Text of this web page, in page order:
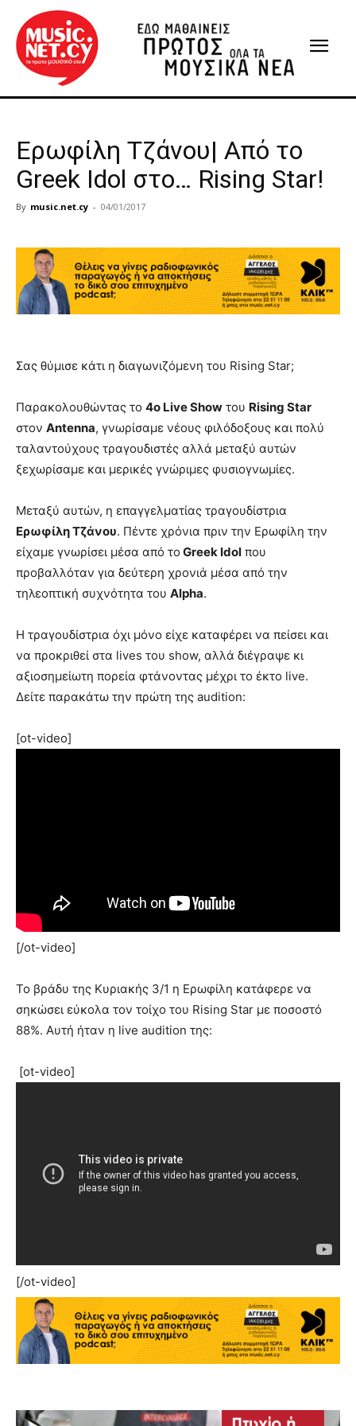
Ερωφίλη Τζάνου| Από το
Greek Idol στο… Rising Star!
By music.net.cy - 04/01/2017
Σας θύμισε κάτι η διαγωνιζόμενη του Rising Star;
Παρακολουθώντας το 4ο Live Show του Rising Star
στον Antenna, γνωρίσαμε νέους φιλόδοξους και πολύ
ταλαντούχους τραγουδιστές αλλά μεταξύ αυτών
ξεχωρίσαμε και μερικές γνώριμες φυσιογνωμίες.
Μεταξύ αυτών, η επαγγελματίας τραγουδίστρια
Ερωφίλη Τζάνου. Πέντε χρόνια πριν την Ερωφίλη την
είχαμε γνωρίσει μέσα από το Greek Idol που
προβαλλόταν για δεύτερη χρονιά μέσα από την
τηλεοπτική συχνότητα του Alpha.
Η τραγουδίστρια όχι μόνο είχε καταφέρει να πείσει και
να προκριθεί στα lives του show, αλλά διέγραψε κι
αξιοσημείωτη πορεία φτάνοντας μέχρι το έκτο live.
Δείτε παρακάτω την πρώτη της audition:
[ot-video]
[/ot-video]
Το βράδυ της Κυριακής 3/1 η Ερωφίλη κατάφερε να
σηκώσει εύκολα τον τοίχο του Rising Star με ποσοστό
88%. Αυτή ήταν η live audition της:
[ot-video]
[/ot-video]